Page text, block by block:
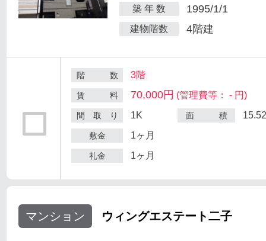
築 年 数 1995/1/1
建物階数 4階建
階 数 3階
賃 料 70,000円 (管理費等： - 円)
間 取 り 1K 面 積
敷金 1ヶ月
礼金 1ヶ月
マンション ウィングエステート二子